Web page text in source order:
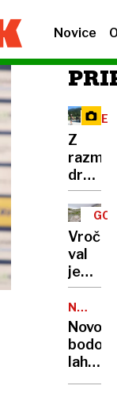
Novice
Z
na
Vršič
leze
vsak,
ki
ozadje
za
selfije
val
je
gore,
zaradi
vode
bodo
lahko